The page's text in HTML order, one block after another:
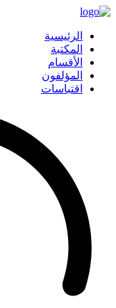
الرئيسية
المكتبة
الأقسام
المؤلفون
اقتباسات